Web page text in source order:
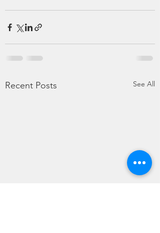
Recent Posts See All